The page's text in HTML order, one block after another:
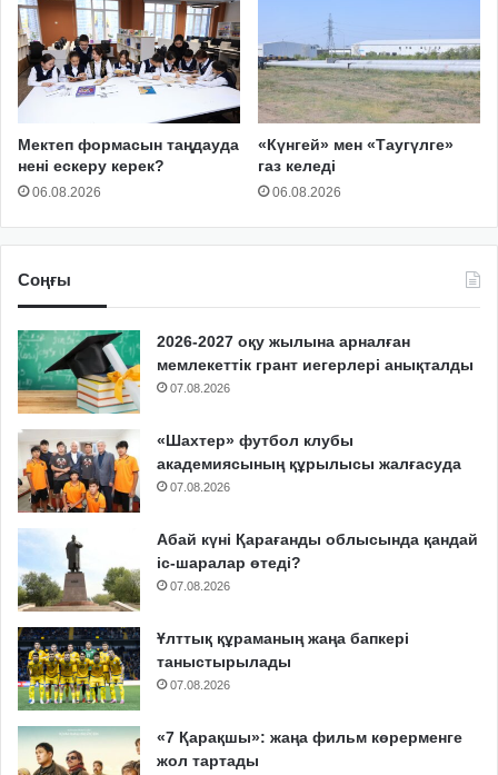
Мектеп формасын таңдауда
нені ескеру керек?
06.08.2026
«Күнгей» мен «Таугүлге»
газ келеді
06.08.2026
Соңғы
2026-2027 оқу жылына арналған
мемлекеттік грант иегерлері анықталды
07.08.2026
«Шахтер» футбол клубы
академиясының құрылысы жалғасуда
07.08.2026
Абай күні Қарағанды облысында қандай
іс-шаралар өтеді?
07.08.2026
Ұлттық құраманың жаңа бапкері
таныстырылады
07.08.2026
«7 Қарақшы»: жаңа фильм көрерменге
жол тартады